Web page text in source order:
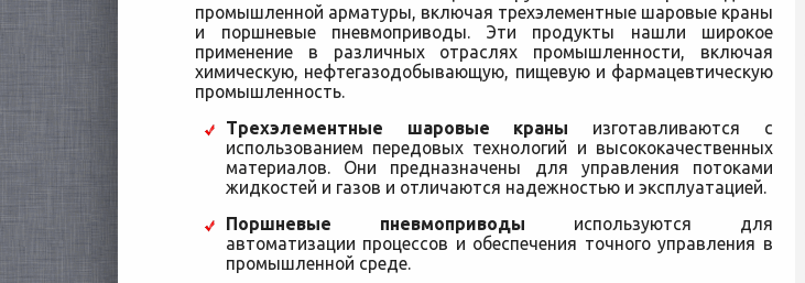
промышленной арматуры, включая трехэлементные шаровые краны
и поршневые пневмоприводы. Эти продукты нашли широкое
применение в различных отраслях промышленности, включая
химическую, нефтегазодобывающую, пищевую и фармацевтическую
промышленность.
Трехэлементные шаровые краны изготавливаются с
использованием передовых технологий и высококачественных
материалов. Они предназначены для управления потоками
жидкостей и газов и отличаются надежностью и эксплуатацией.
Поршневые пневмоприводы используются для
автоматизации процессов и обеспечения точного управления в
промышленной среде.